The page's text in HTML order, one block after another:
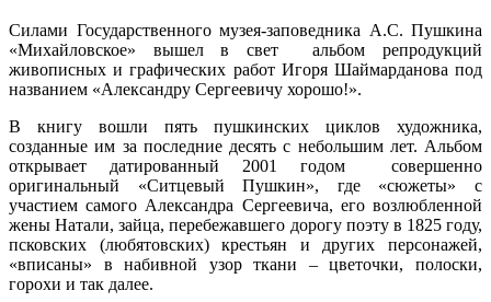
Силами Государственного музея-заповедника А.С. Пушкина
«Михайловское» вышел в свет альбом репродукций
живописных и графических работ Игоря Шаймарданова под
названием «Александру Сергеевичу хорошо!».
В книгу вошли пять пушкинских циклов художника,
созданные им за последние десять с небольшим лет. Альбом
открывает датированный 2001 годом совершенно
оригинальный «Ситцевый Пушкин», где «сюжеты» с
участием самого Александра Сергеевича, его возлюбленной
жены Натали, зайца, перебежавшего дорогу поэту в 1825 году,
псковских (любятовских) крестьян и других персонажей,
«вписаны» в набивной узор ткани – цветочки, полоски,
горохи и так далее.